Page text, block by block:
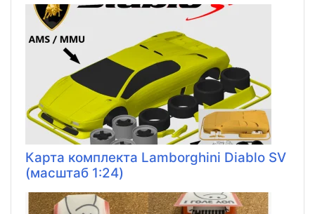
Карта комплекта Lamborghini Diablo SV
(масштаб 1:24)